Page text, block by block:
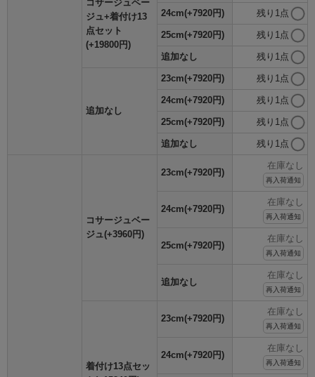
コサージュベー
ジュ+着付け13
点セット
(+19800円)
24cm(+7920円) 残り1点
25cm(+7920円) 残り1点
追加なし 残り1点
追加なし
23cm(+7920円) 残り1点
24cm(+7920円) 残り1点
25cm(+7920円) 残り1点
追加なし 残り1点
コサージュベー
ジュ(+3960円)
23cm(+7920円)
在庫なし
再入荷通知
24cm(+7920円)
在庫なし
再入荷通知
25cm(+7920円)
在庫なし
再入荷通知
追加なし
在庫なし
再入荷通知
着付け13点セッ
23cm(+7920円)
在庫なし
再入荷通知
24cm(+7920円)
在庫なし
再入荷通知